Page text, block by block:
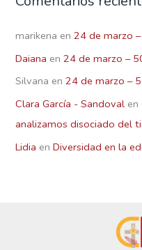
marikena en24 de marzo
Daiana en24 de marzo –
Silvana en24 de marzo –
Clara García - Sandoval en
analizamos disociado del
Lidia enDiversidad en la